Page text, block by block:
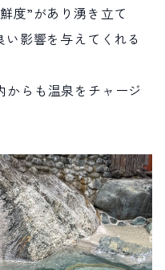
度”があり湧き立て
影響を与えてくれる
らも温泉をチャージ